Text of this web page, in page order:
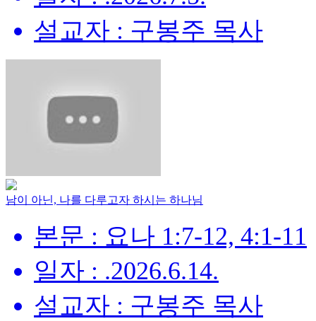
설교자 : 구봉주 목사
남이 아닌, 나를 다루고자 하시는 하나님
본문 : 요나 1:7-12, 4:1-11
일자 : .2026.6.14.
설교자 : 구봉주 목사